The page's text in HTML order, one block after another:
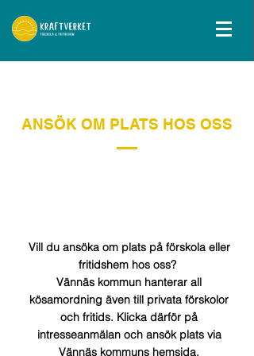
ANSÖK OM PLATS HOS OSS
Vill du ansöka om plats på förskolaeller
fritidshem hos oss?
Vännäs kommun hanterar all
kösamordning även till privata förskolor
och fritids. Klicka därför på
intresseanmälan och ansök plats via
Vännäs kommuns hemsida.